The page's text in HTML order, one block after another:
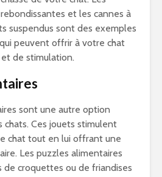
et les cannes à
suspendus sont des exemples
peuvent offrir à votre chat
de stimulation.
sont une autre option
Ces jouets stimulent
chat tout en lui offrant une
Les puzzles alimentaires
croquettes ou de friandises